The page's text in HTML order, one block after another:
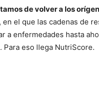
de volver a los
el que las cadenas de
enfermedades hasta
eso llega NutriScore.